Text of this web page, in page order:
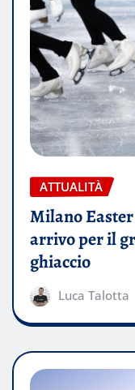
ATTUALITÀ
Milano
arrivo per il
ghiaccio
Luca Talotta